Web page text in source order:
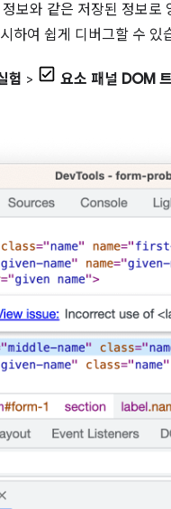
보와 같은 저장된 정보로
하여 쉽게 디버그할 수 있
험 > 요소 패널 DOM